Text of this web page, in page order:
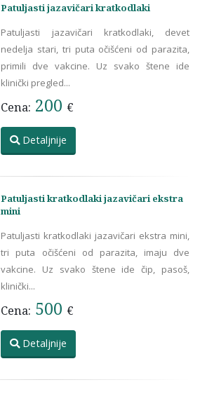
Patuljasti jazavičari kratkodlaki
Patuljasti jazavičari kratkodlaki, devet
nedelja stari, tri puta očišćeni od parazita,
primili dve vakcine. Uz svako štene ide
klinički pregled...
Cena: 200 €
Detaljnije
Patuljasti kratkodlaki jazavičari ekstra
mini
Patuljasti kratkodlaki jazavičari ekstra mini,
tri puta očišćeni od parazita, imaju dve
vakcine. Uz svako štene ide čip, pasoš,
klinički...
Cena: 500 €
Detaljnije